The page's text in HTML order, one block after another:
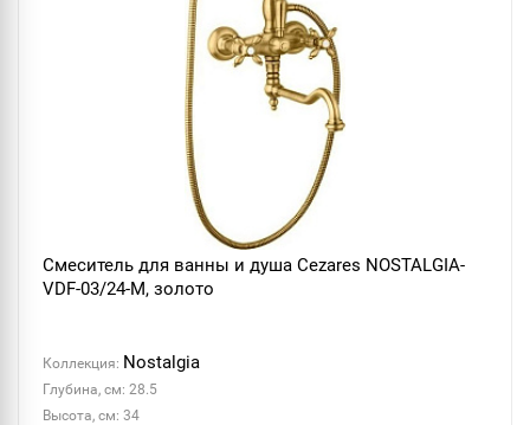
Смеситель для ванны и душа Cezares NOSTALGIA-
VDF-03/24-M, золото
Коллекция: Nostalgia
Глубина, см: 28.5
Высота, см: 34